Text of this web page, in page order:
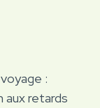
:
retards